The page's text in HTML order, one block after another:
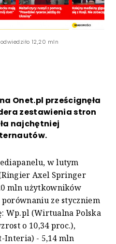
12,20 mln
Onet.pl prześcignęła
zestawienia stron
najchętniej
w lutym
Axel Springer
mln użytkowników
ze styczniem
Wp.pl (Wirtualna Polska
o 10,34 proc.),
Interia) - 5,14 mln